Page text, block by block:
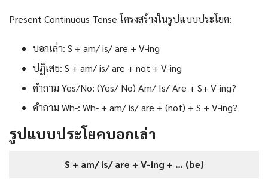
Present Continuous Tense โครงสร้างในรูปแบบประโยค:
บอกเล่า: S + am/ is/ are + V-ing
ปฏิเสธ: S + am/ is/ are + not + V-ing
คำถาม Yes/No: (Yes/ No) Am/ Is/ Are + S+ V-ing?
คำถาม Wh-: Wh- + am/ is/ are + (not) + S + V-ing?
รูปแบบประโยคบอกเล่า
S + am/ is/ are + V-ing + … (be)